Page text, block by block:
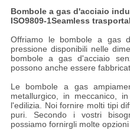
Bombole a gas d'acciaio
ISO9809-1Seamless
Offriamo le bombole a gas
pressione disponibili nelle
bombole a gas d'acciaio
possono anche essere
Le bombole a gas
metallurgico, in meccanico,
l'edilizia. Noi fornire molti tipi
puri. Secondo i vostri
possiamo fornirgli molte